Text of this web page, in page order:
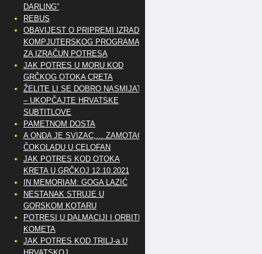
DARLING”
REBUS
OBAVIJEST O PRIPREMI IZRADE
KOMPJUTERSKOG PROGRAMA
ZA IZRAČUN POTRESA
JAK POTRES U MORU KOD
GRČKOG OTOKA CRETA
ŽELITE LI SE DOBRO NASMIJATI
– UKOPČAJTE HRVATSKE
SUBTITLOVE
PAMETNOM DOSTA
A ONDA JE SVIZAC,… ZAMOTAO
ČOKOLADU U CELOFAN
JAK POTRES KOD OTOKA
KRETA U GRČKOJ 12.10.2021
IN MEMORIAM: GOGA LAZIĆ
NESTANAK STRUJE U
GORSKOM KOTARU
POTRESI U DALMACIJI I ORBITE
KOMETA
JAK POTRES KOD TRILJ-a U